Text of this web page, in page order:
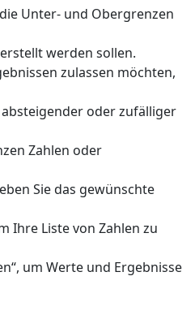
Unter- und Obergrenzen
erstellt werden sollen.
zulassen möchten,
absteigender oder zufälliger
Zahlen oder
Sie das gewünschte
Ihre Liste von Zahlen zu
um Werte und Ergebnisse